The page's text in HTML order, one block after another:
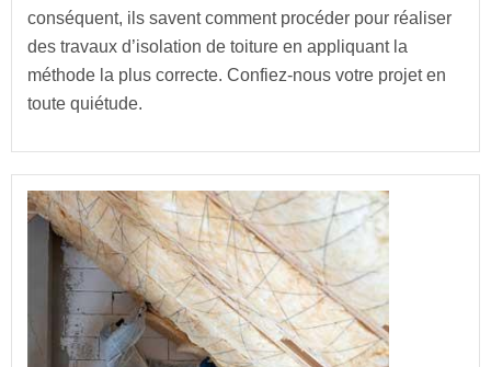
conséquent, ils savent comment procéder pour réaliser
des travaux d’isolation de toiture en appliquant la
méthode la plus correcte. Confiez-nous votre projet en
toute quiétude.